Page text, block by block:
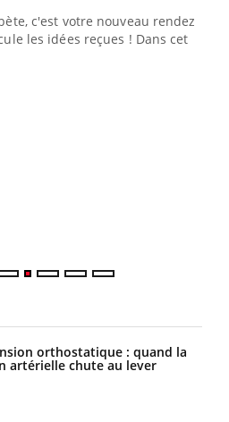
c'est votre nouveau rendez-
les idées reçues ! Dans cet
orthostatique : quand la
artérielle chute au lever